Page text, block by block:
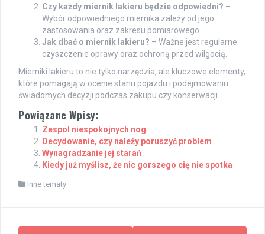
Czy każdy miernik lakieru będzie odpowiedni? –
Wybór odpowiedniego miernika zależy od jego
zastosowania oraz zakresu pomiarowego.
Jak dbać o miernik lakieru? – Ważne jest regularne
czyszczenie oprawy oraz ochroną przed wilgocią.
Mierniki lakieru to nie tylko narzędzia, ale kluczowe elementy,
które pomagają w ocenie stanu pojazdu i podejmowaniu
świadomych decyzji podczas zakupu czy konserwacji.
Powiązane Wpisy:
Zespol niespokojnych nog
Decydowanie, czy należy poruszyć problem
Wynagradzanie jej starań
Kiedy już myślisz, że nic gorszego cię nie spotka
Inne tematy